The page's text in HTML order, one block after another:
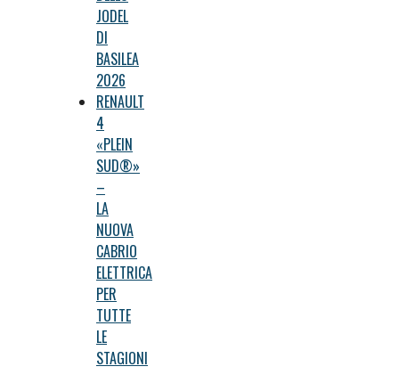
JODEL
DI
BASILEA
2026
RENAULT
4
«PLEIN
SUD®»
–
LA
NUOVA
CABRIO
ELETTRICA
PER
TUTTE
LE
STAGIONI